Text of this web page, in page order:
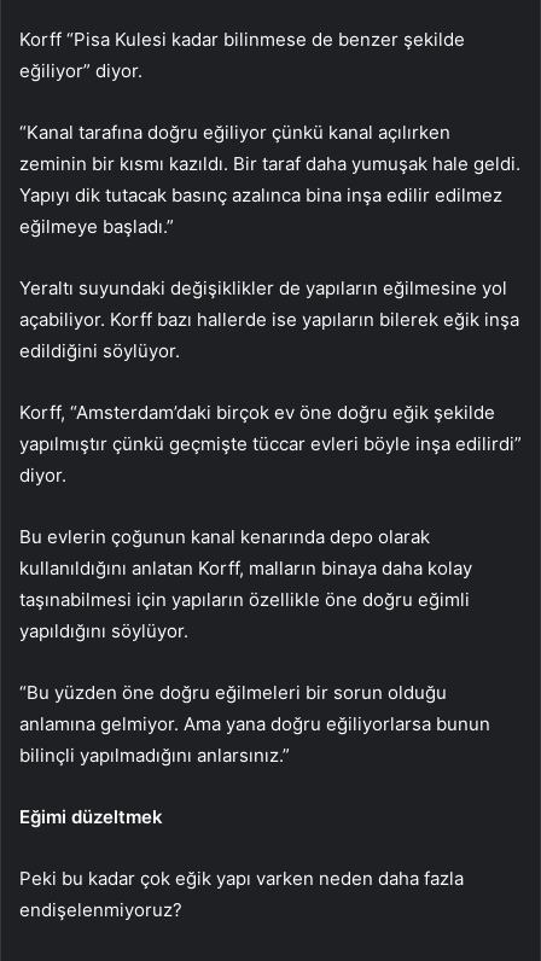
Korff “Pisa Kulesi kadar bilinmese de benzer şekilde
eğiliyor” diyor.
“Kanal tarafına doğru eğiliyor çünkü kanal açılırken
zeminin bir kısmı kazıldı. Bir taraf daha yumuşak hale geldi.
Yapıyı dik tutacak basınç azalınca bina inşa edilir edilmez
eğilmeye başladı.”
Yeraltı suyundaki değişiklikler de yapıların eğilmesine yol
açabiliyor. Korff bazı hallerde ise yapıların bilerek eğik inşa
edildiğini söylüyor.
Korff, “Amsterdam’daki birçok ev öne doğru eğik şekilde
yapılmıştır çünkü geçmişte tüccar evleri böyle inşa edilirdi”
diyor.
Bu evlerin çoğunun kanal kenarında depo olarak
kullanıldığını anlatan Korff, malların binaya daha kolay
taşınabilmesi için yapıların özellikle öne doğru eğimli
yapıldığını söylüyor.
“Bu yüzden öne doğru eğilmeleri bir sorun olduğu
anlamına gelmiyor. Ama yana doğru eğiliyorlarsa bunun
bilinçli yapılmadığını anlarsınız.”
Eğimi düzeltmek
Peki bu kadar çok eğik yapı varken neden daha fazla
endişelenmiyoruz?